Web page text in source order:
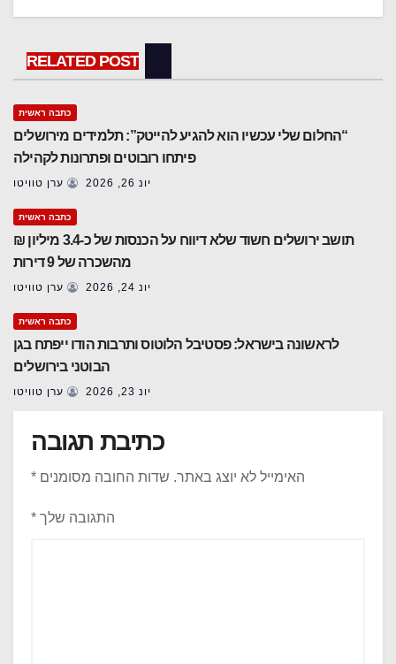
RELATED POST
כתבה ראשית
“החלום שלי עכשיו הוא להגיע להייטק”: תלמידים מירושלים
פיתחו רובוטים ופתרונות לקהילה
יונ 26, 2026 ערן טוויטו
כתבה ראשית
תושב ירושלים חשוד שלא דיווח על הכנסות של כ-3.4 מיליון ₪
מהשכרה של 9 דירות
יונ 24, 2026 ערן טוויטו
כתבה ראשית
לראשונה בישראל: פסטיבל הלוטוס ותרבות הודו ייפתח בגן
הבוטני בירושלים
יונ 23, 2026 ערן טוויטו
כתיבת תגובה
האימייל לא יוצג באתר. שדות החובה מסומנים *
התגובה שלך *